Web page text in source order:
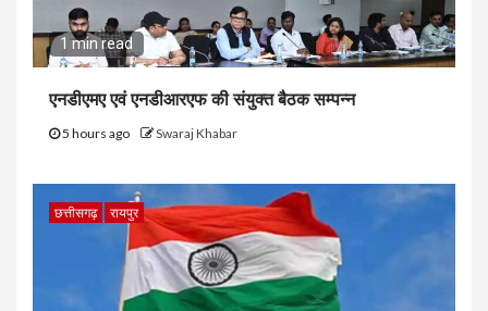
1 min read
एनडीएमए एवं एनडीआरएफ की संयुक्त बैठक सम्पन्न
5 hours ago Swaraj Khabar
छत्तीसगढ़ रायपुर